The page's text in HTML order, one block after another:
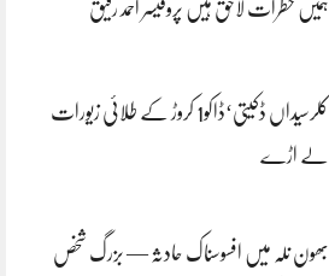
ہمیں خطرات لاحق ہیں پروفیسر احمد رفیق
کلرسیداں ڈکیتی‘ڈاکو1 کروڑ کے طلائی زیورات
لے اڑے
بھون نلہ میں افسوسناک حادثہ — بزرگ شخص